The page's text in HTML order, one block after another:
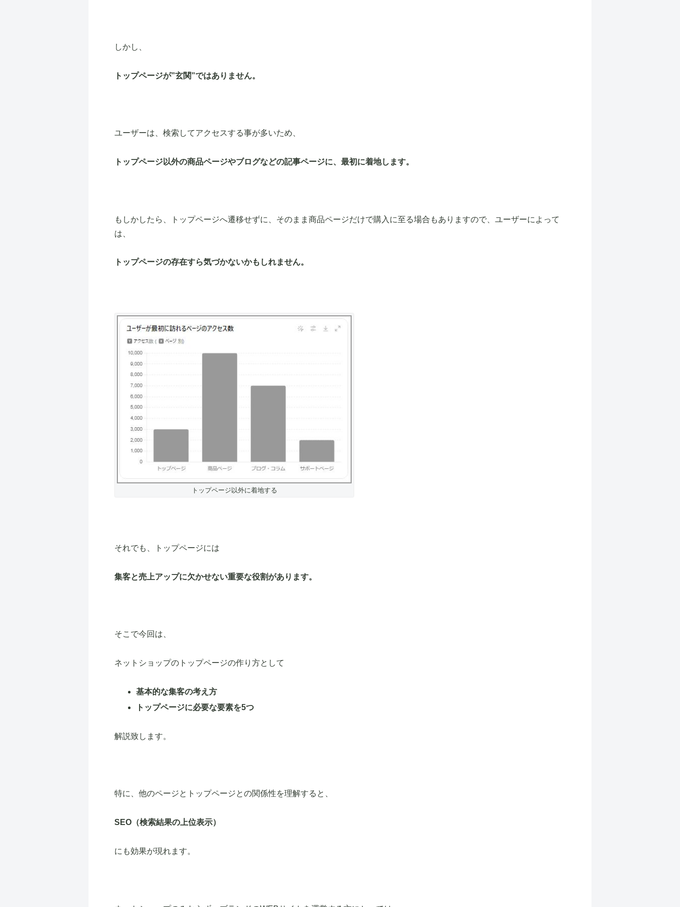
しかし、
トップページが”玄関”ではありません。
ユーザーは、検索してアクセスする事が多いため、
トップページ以外の商品ページやブログなどの記事ページに、最初に着地します。
もしかしたら、トップページへ遷移せずに、そのまま商品ページだけで購入に至る場合もありますので、ユーザーによって
は、
トップページの存在すら気づかないかもしれません。
トップページ以外に着地する
それでも、トップページには
集客と売上アップに欠かせない重要な役割があります。
そこで今回は、
ネットショップのトップページの作り方として
基本的な集客の考え方
トップページに必要な要素を5つ
解説致します。
特に、他のページとトップページとの関係性を理解すると、
SEO（検索結果の上位表示）
にも効果が現れます。